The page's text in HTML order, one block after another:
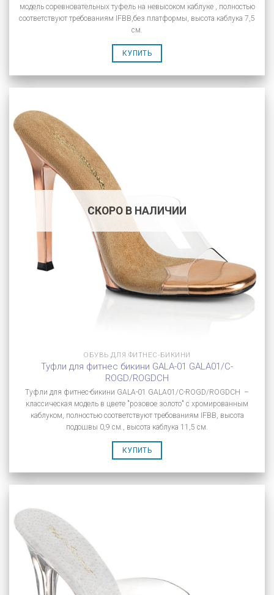
модель соревновательных туфель на невысоком каблуке , полностью
соответствуют требованиям IFBB,без платформы, высота каблука 7,5
см.
КУПИТЬ
СКОРО В НАЛИЧИИ
ОБУВЬ ДЛЯ ФИТНЕС-БИКИНИ
Туфли для фитнес бикини GALA-01 GALA01/C-
ROGD/ROGDCH
Туфли для фитнес-бикини GALA-01 GALA01/C-ROGD/ROGDCH –
классическая модель в цвете "розовое золото" с хромированным
каблуком, полностью соответствуют требованиям IFBB, высота
подошвы 0,9 см., высота каблука 11,5 см.
КУПИТЬ